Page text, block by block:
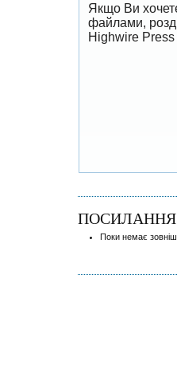
Якщо Ви
файлами,
Highwire Press
ПОСИЛАННЯ
Поки немає